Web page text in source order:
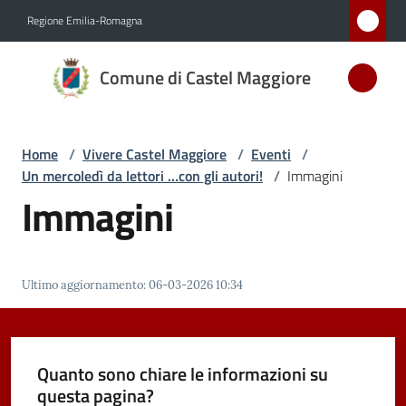
Regione Emilia-Romagna
Comune di Castel Maggiore
Comune
di Castel
D'ARGENTO
AL MERITO
Amministrazione
Novità
Servizi
Home / Vivere Castel Maggiore / Eventi /
Un mercoledì da lettori …con gli autori! / Immagini
Immagini
Ultimo aggiornamento:06-03-2026 10:34
Quanto sono chiare le informazioni su
questa pagina?